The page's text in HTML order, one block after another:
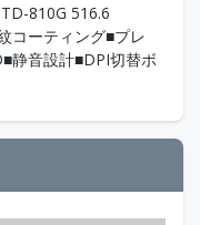
810G 516.6
コーティング■プレ
静音設計■DPI切替ボ